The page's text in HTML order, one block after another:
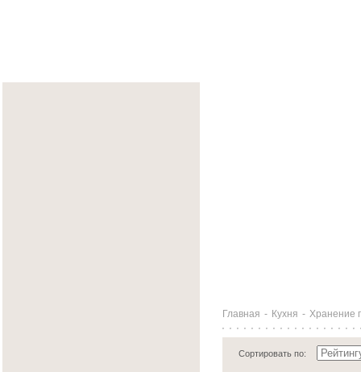
Главная - Кухня - Хранение
Сортировать по: